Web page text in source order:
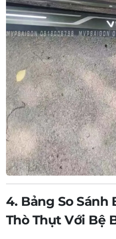
4. Bảng So Sánh
Thò Thụt Với Bệ